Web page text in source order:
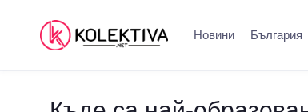
Новини България